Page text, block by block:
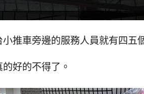
小推車旁邊的服務人員就有四五
的好的不得了。